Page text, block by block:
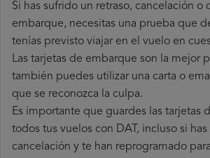
Si has sufrido un retraso, cancelación o
embarque, necesitas una prueba que
tenías previsto viajar en el vuelo en
Las tarjetas de embarque son la mejor
también puedes utilizar una carta o
que se reconozca la culpa.
Es importante que guardes las tarjetas
todos tus vuelos con DAT, incluso si
cancelación y te han reprogramado